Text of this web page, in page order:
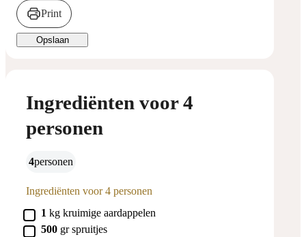
Print
Opslaan
Ingrediënten voor 4
personen
4 personen
Ingrediënten voor 4 personen
▢
1 kg kruimige aardappelen
▢
500 gr spruitjes